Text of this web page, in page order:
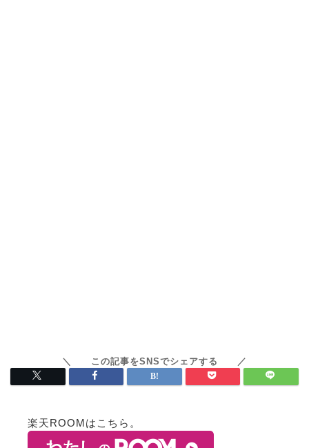
楽天ROOMはこちら。